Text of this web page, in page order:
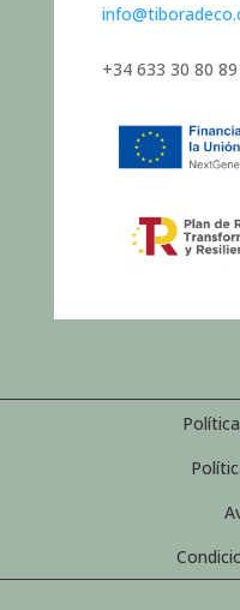
+34 633 30 80 89